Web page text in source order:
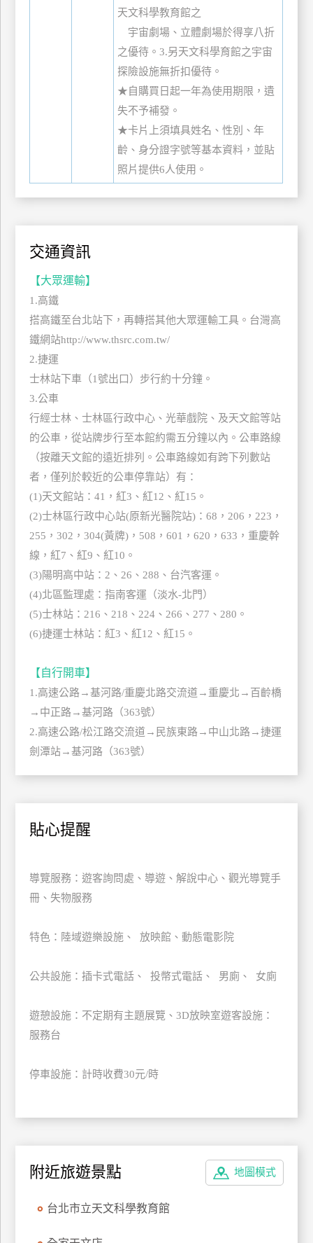
天文科學教育館之
宇宙劇場、立體劇場於得享八折
之優待。3.另天文科學育館之宇宙
探險設施無折扣優待。
★自購買日起一年為使用期限，遺
失不予補發。
★卡片上須填具姓名、性別、年
齡、身分證字號等基本資料，並貼
照片提供6人使用。
交通資訊
【大眾運輸】
1.高鐵
搭高鐵至台北站下，再轉搭其他大眾運輸工具。台灣高
鐵網站http://www.thsrc.com.tw/
2.捷運
士林站下車（1號出口）步行約十分鐘。
3.公車
行經士林、士林區行政中心、光華戲院、及天文館等站
的公車，從站牌步行至本館約需五分鐘以內。公車路線
（按離天文館的遠近排列。公車路線如有跨下列數站
者，僅列於較近的公車停靠站）有：
(1)天文館站：41，紅3、紅12、紅15。
(2)士林區行政中心站(原新光醫院站)：68，206，223，
255，302，304(黃牌)，508，601，620，633，重慶幹
線，紅7、紅9、紅10。
(3)陽明高中站：2、26、288、台汽客運。
(4)北區監理處：指南客運（淡水-北門）
(5)士林站：216、218、224、266、277、280。
(6)捷運士林站：紅3、紅12、紅15。
【自行開車】
1.高速公路→基河路/重慶北路交流道→重慶北→百齡橋
→中正路→基河路（363號）
2.高速公路/松江路交流道→民族東路→中山北路→捷運
劍潭站→基河路（363號）
貼心提醒
導覽服務：遊客詢問處、導遊、解說中心、觀光導覽手
冊、失物服務
特色：陸域遊樂設施、 放映館、動態電影院
公共設施：插卡式電話、 投幣式電話、 男廁、 女廁
遊憩設施：不定期有主題展覽、3D放映室遊客設施：
服務台
停車設施：計時收費30元/時
地圖模式
附近旅遊景點
台北市立天文科學教育館